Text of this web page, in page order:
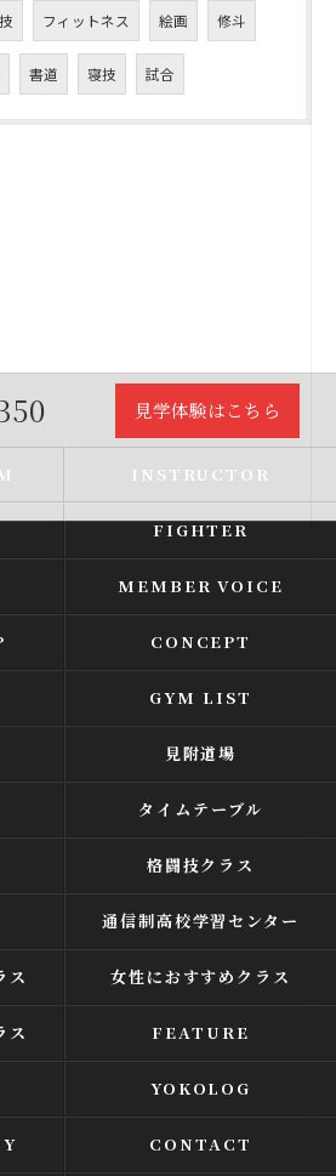
フィットネス 絵画 修斗
書道 寝技 試合
見学体験はこちら
INSTRUCTOR
FIGHTER
MEMBER VOICE
CONCEPT
GYM LIST
見附道場
タイムテーブル
格闘技クラス
通信制高校学習センター
ス 女性におすすめクラス
ス FEATURE
YOKOLOG
CONTACT